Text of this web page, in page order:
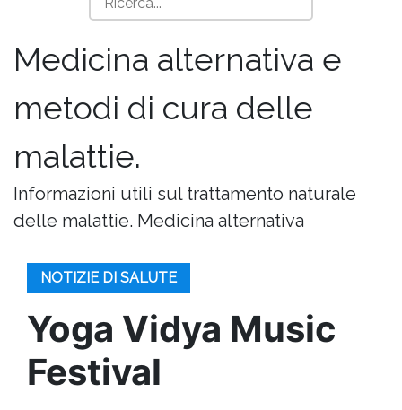
Medicina alternativa e
metodi di cura delle
malattie.
Informazioni utili sul trattamento naturale
delle malattie. Medicina alternativa
NOTIZIE DI SALUTE
Yoga Vidya Music
Festival